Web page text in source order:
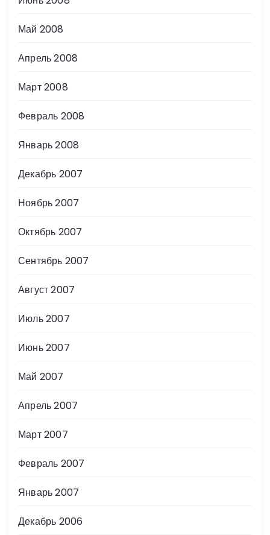
Май 2008
Апрель 2008
Март 2008
Февраль 2008
Январь 2008
Декабрь 2007
Ноябрь 2007
Октябрь 2007
Сентябрь 2007
Август 2007
Июль 2007
Июнь 2007
Май 2007
Апрель 2007
Март 2007
Февраль 2007
Январь 2007
Декабрь 2006